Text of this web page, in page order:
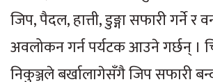
जिप, पैदल, हात्ती, डुङ्गा सफारी गर्ने र
अवलोकन गर्न पर्यटक आउने गर्छन् ।
निकुञ्जले बर्खालागेसँगै जिप सफारी